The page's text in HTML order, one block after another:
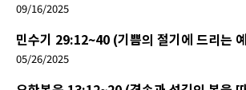
09/16/2025
민수기 29:12~40 (기쁨의 절기에 드리는
05/26/2025